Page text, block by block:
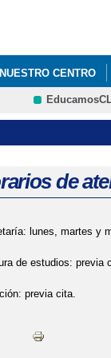
NUESTRO CENTRO
BANDA SONORA
de
lunes, martes y
de estudios: previa
previa cita.